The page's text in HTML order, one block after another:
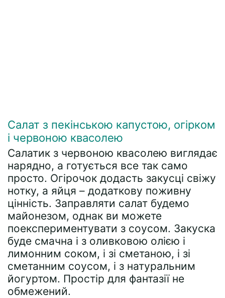
Салат з пекінською капустою, огірком
і червоною квасолею
Салатик з червоною квасолею виглядає
нарядно, а готується все так само
просто. Огірочок додасть закусці свіжу
нотку, а яйця – додаткову поживну
цінність. Заправляти салат будемо
майонезом, однак ви можете
поекспериментувати з соусом. Закуска
буде смачна і з оливковою олією і
лимонним соком, і зі сметаною, і зі
сметанним соусом, і з натуральним
йогуртом. Простір для фантазії не
обмежений.